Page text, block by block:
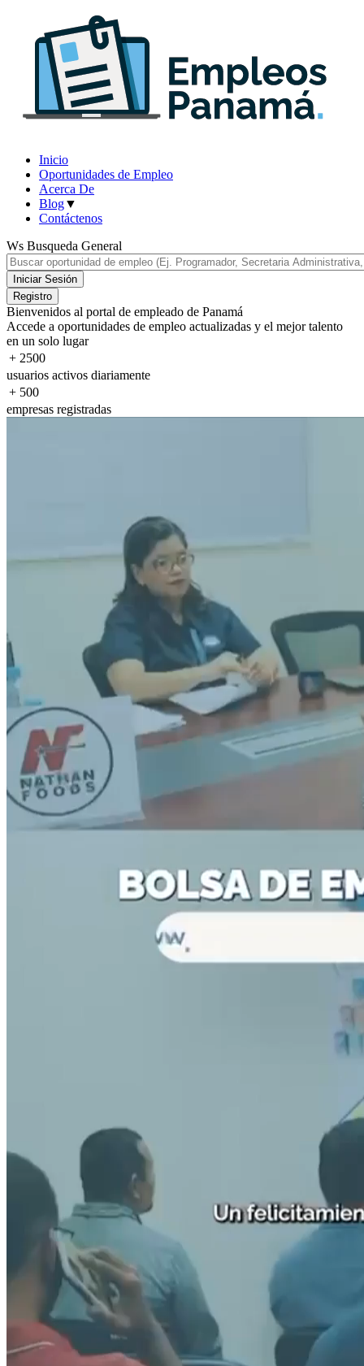
Inicio
Oportunidades de Empleo
Acerca De
Blog▼
Contáctenos
Ws Busqueda General
Bienvenidos al portal de empleado de Panamá
Accede a oportunidades de empleo actualizadas y el mejor talento
en un solo lugar
+ 2500
usuarios activos diariamente
+ 500
empresas registradas